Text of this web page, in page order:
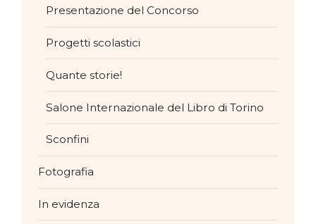
Presentazione del Concorso
Progetti scolastici
Quante storie!
Salone Internazionale del Libro di Torino
Sconfini
Fotografia
In evidenza